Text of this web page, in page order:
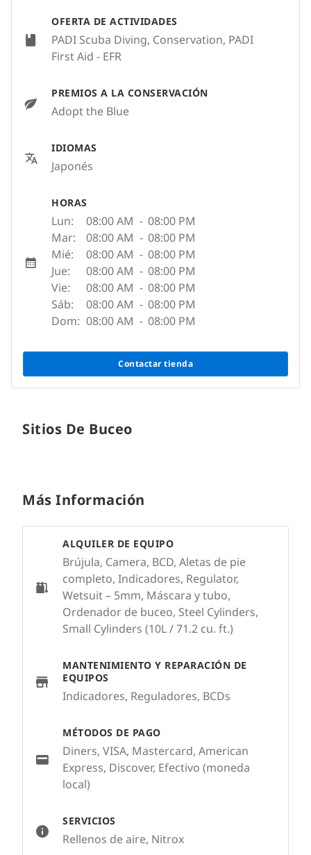
OFERTA DE ACTIVIDADES
PADI Scuba Diving, Conservation, PADI
First Aid - EFR
PREMIOS A LA CONSERVACIÓN
Adopt the Blue
IDIOMAS
Japonés
HORAS
Lun: 08:00 AM - 08:00 PM
Mar:
08:00 AM - 08:00 PM
Mié:
08:00 AM - 08:00 PM
Jue:
08:00 AM - 08:00 PM
Vie:
08:00 AM - 08:00 PM
Sáb:
08:00 AM - 08:00 PM
Dom: 08:00 AM - 08:00 PM
Contactar tienda
Sitios De Buceo
Más Información
SERVICIOS
Rellenos de aire, Nitrox
ALQUILER DE EQUIPO
Brújula, Camera, BCD, Aletas de pie
completo, Indicadores, Regulator,
Wetsuit – 5mm, Máscara y tubo,
Ordenador de buceo, Steel Cylinders,
Small Cylinders (10L / 71.2 cu. ft.)
MANTENIMIENTO Y REPARACIÓN DE
EQUIPOS
Indicadores, Reguladores, BCDs
MÉTODOS DE PAGO
Diners, VISA, Mastercard, American
Express, Discover, Efectivo (moneda
local)